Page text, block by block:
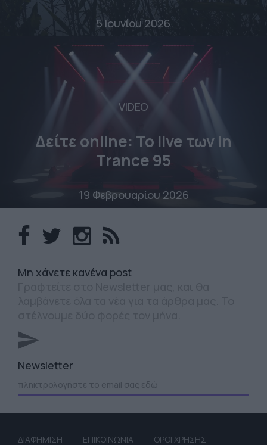
5 Ιουνίου 2026
VIDEO
Δείτε online: To live των In
Trance 95
19 Φεβρουαρίου 2026
Mη χάνετε κανένα post
Newsletter
ΔΙΑΦΗΜΙΣΗ ΕΠΙΚΟΙΝΩΝΙΑ ΟΡΟΙ ΧΡΗΣΗΣ